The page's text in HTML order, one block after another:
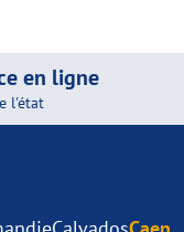
en ligne
l'état